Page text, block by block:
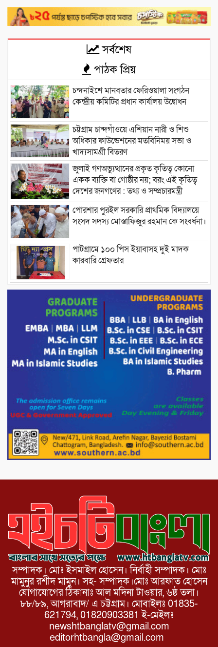
সর্বশেষ
পাঠক প্রিয়
চন্দনাইশে মানবতার ফেরিওয়ালা সংগঠন
কেন্দ্রীয় কমিটির প্রধান কার্যালয় উদ্বোধন
চট্টগ্রাম চান্দগাঁওয়ে এশিয়ান নারী ও শিশু
অধিকার ফাউন্ডেশনের মতবিনিময় সভা ও
খাদ্যসামগ্রী বিতরণ
জুলাই গণঅভ্যুত্থানের প্রকৃত কৃতিত্ব কোনো
একক ব্যক্তি বা গোষ্ঠীর নয়; বরং এই কৃতিত্ব
দেশের জনগণের : তথ্য ও সম্প্রচারমন্ত্রী
পোরশার পুরইল সরকারি প্রাথমিক বিদ্যালয়ে
সংসদ সদস্য মোস্তাফিজুর রহমান কে সংবর্ধনা।
পাটগ্রামে ১০০ পিস ইয়াবাসহ দুই মাদক
কারবারি গ্রেফতার
ড্যাবের ৩৭তম প্রতিষ্ঠাবার্ষিকীতে প্রধানমন্ত্রী
তারেক রহমান।
চন্দনাইশের হাশিমপুর ৪ নং ওয়ার্ডে ৫’শতাধিক
হতদরিদ্র পরিবারের মাঝে খাদ্যসামগ্রী বিতরণ
করেন মনজুর মোরশেদ
পরিবেশ রক্ষায় পাটগ্রামে ইহসান ইয়ুথ
মিরপুর-১১ নম্বরে দুর্বৃত্তদের গুলিতে বিএনপি
নেতা গুরুতর আহত
পাটগ্রামে চিকিৎসা সেবায় বীর মুক্তিযোদ্ধা দবির
উদ্দিন ফাউন্ডেশন
সম্পাদক। মোঃ ইসমাইল হোসেন। নির্বাহী সম্পাদক। মোঃ
মামুনুর রশীদ মামুন। সহ- সম্পাদক।মোঃ আরফাত হোসেন
যোগাযোগের ঠিকানাঃ আল মদিনা টাওয়ার, ৬ষ্ঠ তলা।
৮৮/৮৯, আগরাবাদ/ এ চট্টগ্রাম। মোবাইলঃ 01835-
621794, 01820903381 ই-মেইলঃ
newshtbanglatv@gmail.com
editorhtbangla@gmail.com